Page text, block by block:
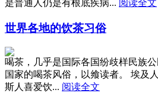
是普通人仍是有根底疾病... 阅读全文
世界各地的饮茶习俗
喝茶，几乎是国际各国纷歧样民族
国家的喝茶风俗，以飨读者。 埃及
斯人喜爱饮... 阅读全文